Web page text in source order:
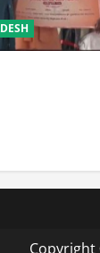
Copyright